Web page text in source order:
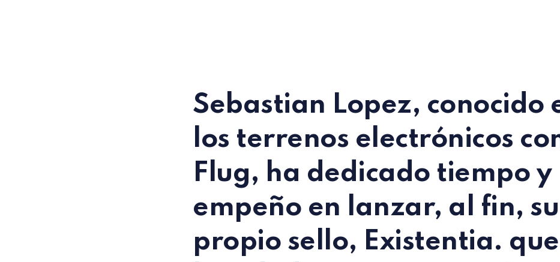
Sebastian Lopez, conocido
los terrenos electrónicos
Flug, ha dedicado tiempo y
empeño en lanzar, al fin, su
propio sello, Existentia.